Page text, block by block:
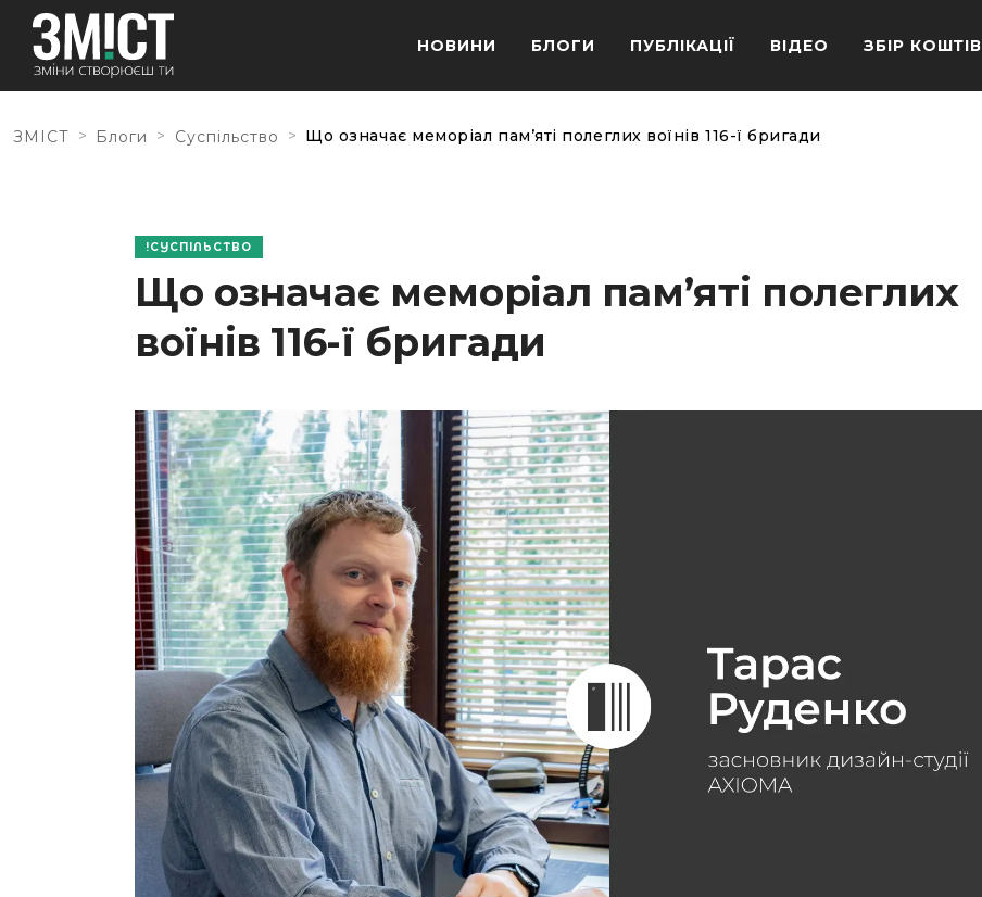
НОВИНИ БЛОГИ ПУБЛІКАЦІЇ ВІДЕО ЗБІР КОШТІВ
ЗМІСТ > Блоги > Суспільство > Що означає меморіал пам’яті полеглих воїнів 116-ї бригади
СУСПІЛЬСТВО
Що означає меморіал пам’яті полеглих
воїнів 116-ї бригади